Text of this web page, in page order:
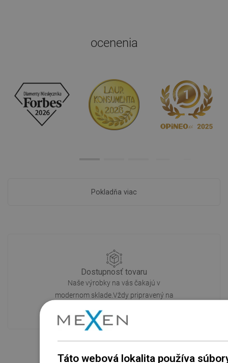
ocenenia
Pokladňa viac
Dostupnosť tovaru
Naše výrobky na vás čakajú v
modernom sklade.Vždy pripravený na
Táto webová lokalita používa